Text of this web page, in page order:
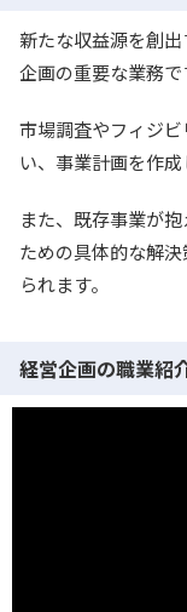
新たな収益源を創
企画の重要な業務で
市場調査やフィジ
い、事業計画を作成
また、既存事業が
ための具体的な解
られます。
経営企画の職業紹